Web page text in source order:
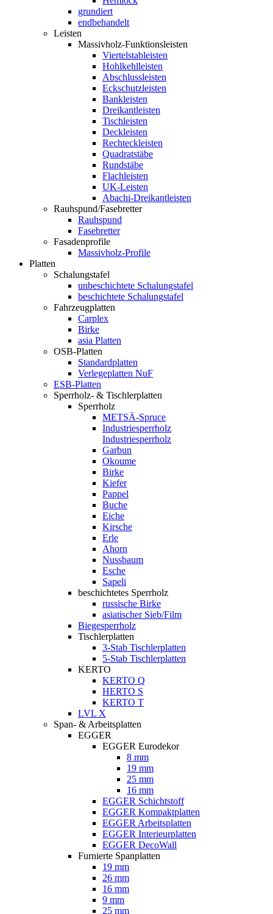
grundiert
endbehandelt
Leisten
Massivholz-Funktionsleisten
Viertelstableisten
Hohlkehlleisten
Abschlussleisten
Eckschutzleisten
Bankleisten
Dreikantleisten
Tischleisten
Deckleisten
Rechteckleisten
Quadratstäbe
Rundstäbe
Flachleisten
UK-Leisten
Abachi-Dreikantleisten
Rauhspund/Fasebretter
Rauhspund
Fasebretter
Fasadenprofile
Massivholz-Profile
Platten
Schalungstafel
unbeschichtete Schalungstafel
beschichtete Schalungstafel
Fahrzeugplatten
Carplex
Birke
asia Platten
OSB-Platten
Standardplatten
Verlegeplatten NuF
ESB-Platten
Sperrholz- & Tischlerplatten
Sperrholz
METSÄ-Spruce
Industriesperrholz
Industriesperrholz
Garbun
Okoume
Birke
Kiefer
Pappel
Buche
Eiche
Kirsche
Erle
Ahorn
Nussbaum
Esche
Sapeli
beschichtetes Sperrholz
russische Birke
asiatischer Sieb/Film
Biegesperrholz
Tischlerplatten
3-Stab Tischlerplatten
5-Stab Tischlerplatten
KERTO
KERTO Q
HERTO S
KERTO T
LVL X
Span- & Arbeitsplatten
EGGER
EGGER Eurodekor
8 mm
19 mm
25 mm
16 mm
EGGER Schichtstoff
EGGER Kompaktplatten
EGGER Arbeitsplatten
EGGER Interieurplatten
EGGER DecoWall
Furnierte Spanplatten
19 mm
26 mm
16 mm
9 mm
25 mm